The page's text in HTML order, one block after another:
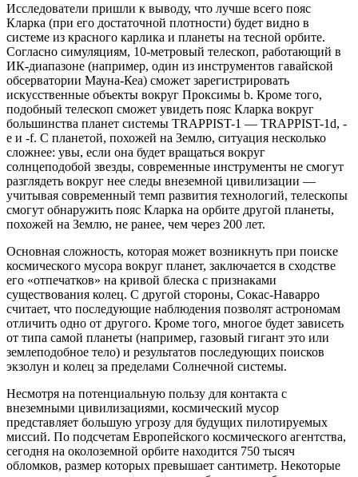
Исследователи пришли к выводу, что лучше всего пояс
Кларка (при его достаточной плотности) будет видно в
системе из красного карлика и планеты на тесной орбите.
Согласно симуляциям, 10-метровый телескоп, работающий в
ИК-диапазоне (например, один из инструментов гавайской
обсерватории Мауна-Кеа) сможет зарегистрировать
искусственные объекты вокруг Проксимы b. Кроме того,
подобный телескоп сможет увидеть пояс Кларка вокруг
большинства планет системы TRAPPIST-1 — TRAPPIST-1d, -
e и -f. С планетой, похожей на Землю, ситуация несколько
сложнее: увы, если она будет вращаться вокруг
солнцеподобой звезды, современные инструменты не смогут
разглядеть вокруг нее следы внеземной цивилизации —
учитывая современный темп развития технологий, телескопы
смогут обнаружить пояс Кларка на орбите другой планеты,
похожей на Землю, не ранее, чем через 200 лет.
Основная сложность, которая может возникнуть при поиске
космического мусора вокруг планет, заключается в сходстве
его «отпечатков» на кривой блеска с признаками
существования колец. С другой стороны, Сокас-Наварро
считает, что последующие наблюдения позволят астрономам
отличить одно от другого. Кроме того, многое будет зависеть
от типа самой планеты (например, газовый гигант это или
землеподобное тело) и результатов последующих поисков
экзолун и колец за пределами Солнечной системы.
Несмотря на потенциальную пользу для контакта с
внеземными цивилизациями, космический мусор
представляет большую угрозу для будущих пилотируемых
миссий. По подсчетам Европейского космического агентства,
сегодня на околоземной орбите находится 750 тысяч
обломков, размер которых превышает сантиметр. Некоторые